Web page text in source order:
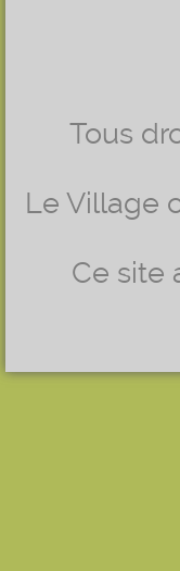
Tous
Le Village
Ce site